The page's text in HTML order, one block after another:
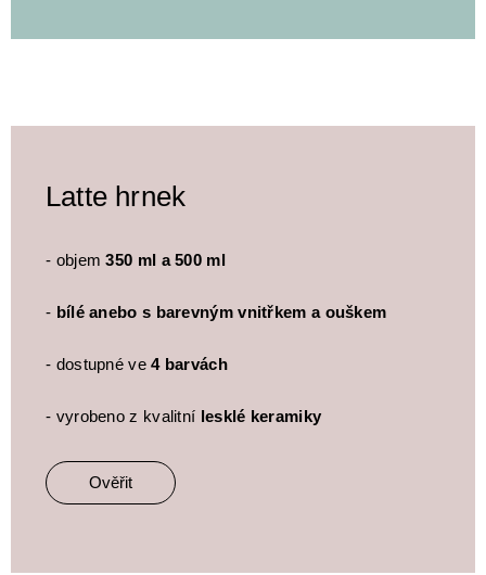
Latte hrnek
- objem350 ml a 500 ml
- bílé anebo s barevným vnitřkem a ouškem
- dostupné ve4 barvách
- vyrobeno z kvalitní lesklé keramiky
Ověřit